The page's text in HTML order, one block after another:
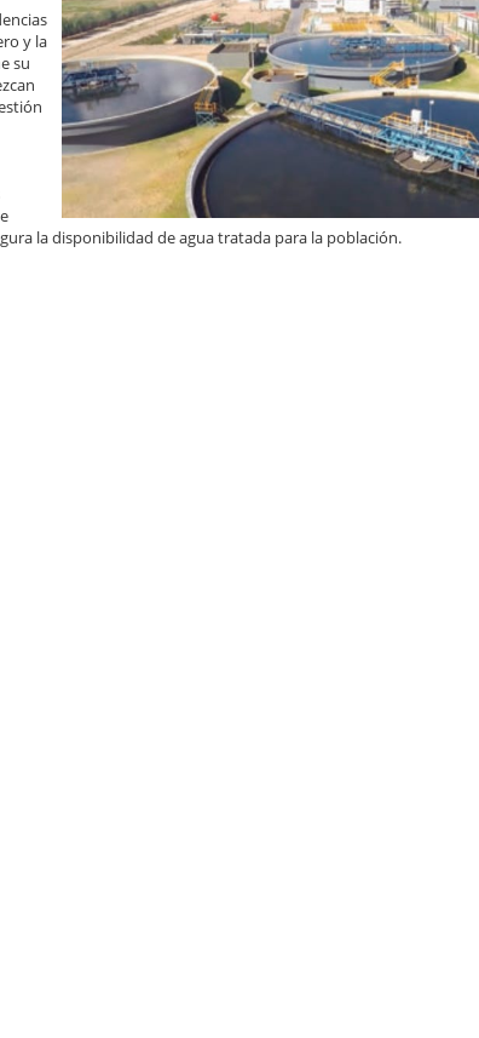
y la
su
la disponibilidad de agua tratada para la población.